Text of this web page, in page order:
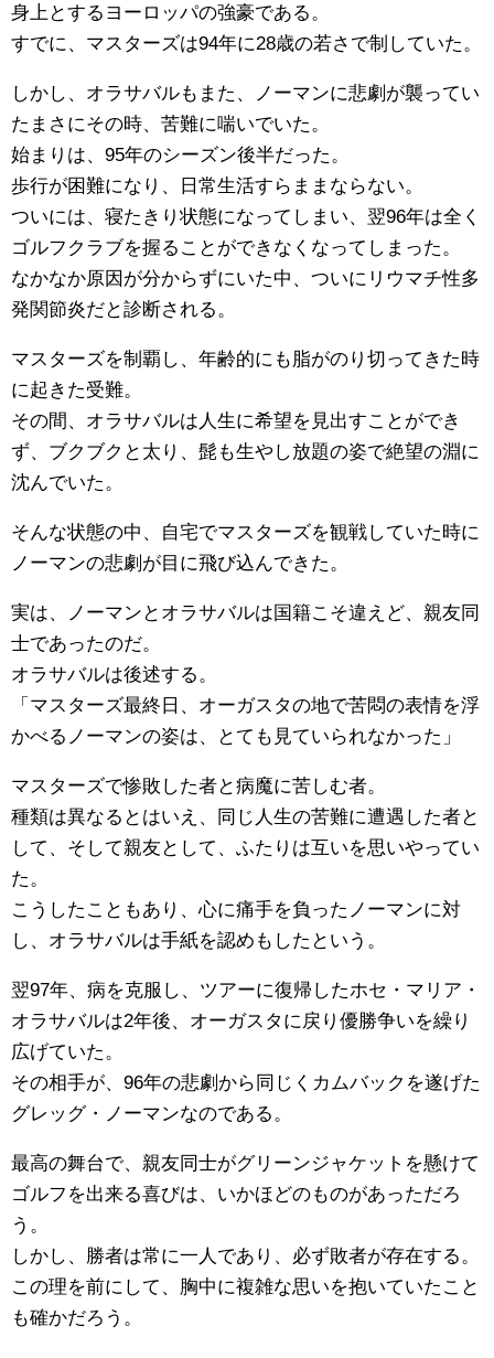
身上とするヨーロッパの強豪である。
すでに、マスターズは94年に28歳の若さで制していた。
しかし、オラサバルもまた、ノーマンに悲劇が襲ってい
たまさにその時、苦難に喘いでいた。
始まりは、95年のシーズン後半だった。
歩行が困難になり、日常生活すらままならない。
ついには、寝たきり状態になってしまい、翌96年は全く
ゴルフクラブを握ることができなくなってしまった。
なかなか原因が分からずにいた中、ついにリウマチ性多
発関節炎だと診断される。
マスターズを制覇し、年齢的にも脂がのり切ってきた時
に起きた受難。
その間、オラサバルは人生に希望を見出すことができ
ず、ブクブクと太り、髭も生やし放題の姿で絶望の淵に
沈んでいた。
そんな状態の中、自宅でマスターズを観戦していた時に
ノーマンの悲劇が目に飛び込んできた。
実は、ノーマンとオラサバルは国籍こそ違えど、親友同
士であったのだ。
オラサバルは後述する。
「マスターズ最終日、オーガスタの地で苦悶の表情を浮
かべるノーマンの姿は、とても見ていられなかった」
マスターズで惨敗した者と病魔に苦しむ者。
種類は異なるとはいえ、同じ人生の苦難に遭遇した者と
して、そして親友として、ふたりは互いを思いやってい
た。
こうしたこともあり、心に痛手を負ったノーマンに対
し、オラサバルは手紙を認めもしたという。
翌97年、病を克服し、ツアーに復帰したホセ・マリア・
オラサバルは2年後、オーガスタに戻り優勝争いを繰り
広げていた。
その相手が、96年の悲劇から同じくカムバックを遂げた
グレッグ・ノーマンなのである。
最高の舞台で、親友同士がグリーンジャケットを懸けて
ゴルフを出来る喜びは、いかほどのものがあっただろ
う。
しかし、勝者は常に一人であり、必ず敗者が存在する。
この理を前にして、胸中に複雑な思いを抱いていたこと
も確かだろう。